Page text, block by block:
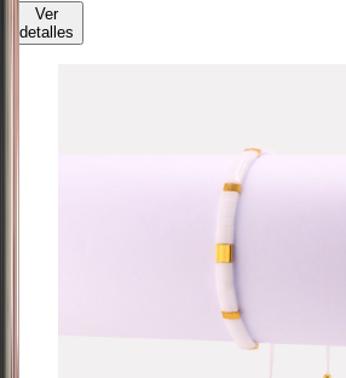
Ver
detalles